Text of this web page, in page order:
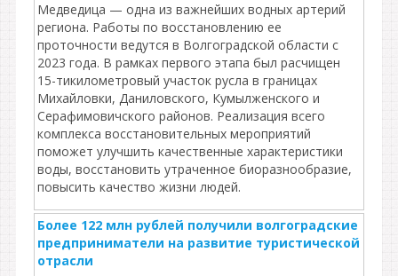
Медведица — одна из важнейших водных артерий
региона. Работы по восстановлению ее
проточности ведутся в Волгоградской области с
2023 года. В рамках первого этапа был расчищен
15-тикилометровый участок русла в границах
Михайловки, Даниловского, Кумылженского и
Серафимовичского районов. Реализация всего
комплекса восстановительных мероприятий
поможет улучшить качественные характеристики
воды, восстановить утраченное биоразнообразие,
повысить качество жизни людей.
Более 122 млн рублей получили волгоградские
предприниматели на развитие туристической
отрасли